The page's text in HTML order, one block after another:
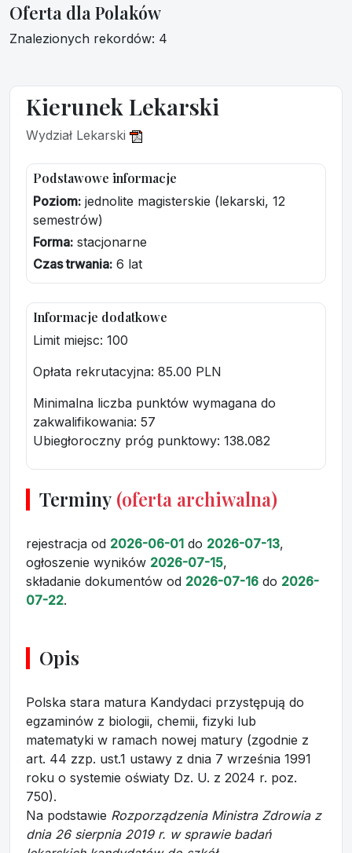
Oferta dla Polaków
Znalezionych rekordów: 4
Kierunek Lekarski
Wydział Lekarski
Podstawowe informacje
Poziom: jednolite magisterskie (lekarski, 12
semestrów)
Forma: stacjonarne
Czas trwania: 6 lat
Informacje dodatkowe
Limit miejsc: 100
Opłata rekrutacyjna: 85.00 PLN
Minimalna liczba punktów wymagana do
zakwalifikowania: 57
Ubiegłoroczny próg punktowy: 138.082
Terminy (oferta archiwalna)
rejestracja od 2026-06-01 do 2026-07-13,
ogłoszenie wyników 2026-07-15,
składanie dokumentów od 2026-07-16 do 2026-
07-22.
Opis
Polska stara matura Kandydaci przystępują do
egzaminów z biologii, chemii, fizyki lub
matematyki w ramach nowej matury (zgodnie z
art. 44 zzp. ust.1 ustawy z dnia 7 września 1991
roku o systemie oświaty Dz. U. z 2024 r. poz.
750).
Na podstawie Rozporządzenia Ministra Zdrowia z
dnia 26 sierpnia 2019 r. w sprawie badań